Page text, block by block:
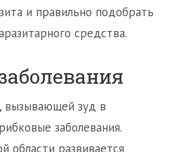
и правильно подобрать
средства.
вызывающей зуд в
заболевания.
области развивается